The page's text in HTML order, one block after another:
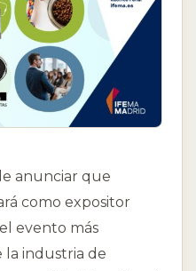
anunciar que
como expositor
evento más
la industria de